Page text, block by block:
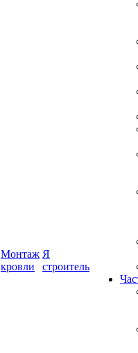
Монтаж
кровли
Я
строитель